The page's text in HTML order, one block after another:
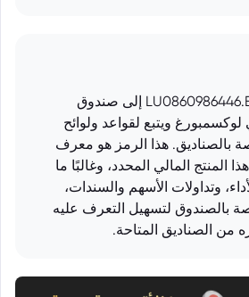
يشير الرمز LU0860986446.EUFUND إلى صندوق
ويتبع لقواعد ولوائح
بالصناديق. هذا الرمز هو معرف
المنتج المالي المحدد، وغالبًا ما
وتداولات الأسهم والسندات،
بالصندوق لتسهيل التعرف عليه
من الصناديق المتاحة.